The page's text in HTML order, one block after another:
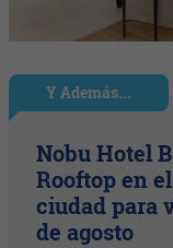
Y Además...
Nobu Hotel
Rooftop en
ciudad para
de agosto